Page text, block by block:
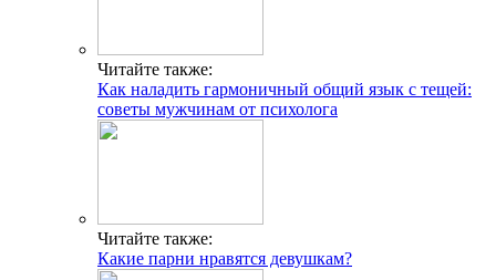
Читайте также:
Как наладить гармоничный общий язык с тещей:
советы мужчинам от психолога
Читайте также:
Какие парни нравятся девушкам?